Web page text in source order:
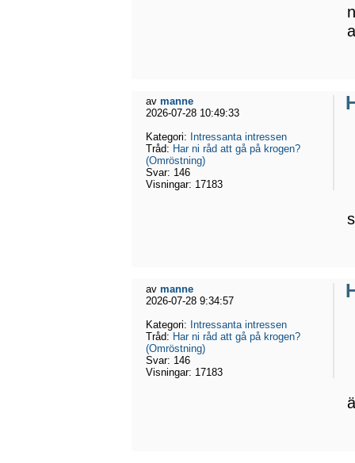
av manne
2026-07-28 10:49:33
Kategori: Intressanta intressen
Tråd: Har ni råd att gå på krogen?
(Omröstning)
Svar: 146
Visningar: 17183
av manne
2026-07-28 9:34:57
Kategori: Intressanta intressen
Tråd: Har ni råd att gå på krogen?
(Omröstning)
Svar: 146
Visningar: 17183